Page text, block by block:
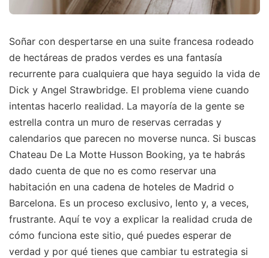
Soñar con despertarse en una suite francesa rodeado
de hectáreas de prados verdes es una fantasía
recurrente para cualquiera que haya seguido la vida de
Dick y Angel Strawbridge. El problema viene cuando
intentas hacerlo realidad. La mayoría de la gente se
estrella contra un muro de reservas cerradas y
calendarios que parecen no moverse nunca. Si buscas
Chateau De La Motte Husson Booking, ya te habrás
dado cuenta de que no es como reservar una
habitación en una cadena de hoteles de Madrid o
Barcelona. Es un proceso exclusivo, lento y, a veces,
frustrante. Aquí te voy a explicar la realidad cruda de
cómo funciona este sitio, qué puedes esperar de
verdad y por qué tienes que cambiar tu estrategia si